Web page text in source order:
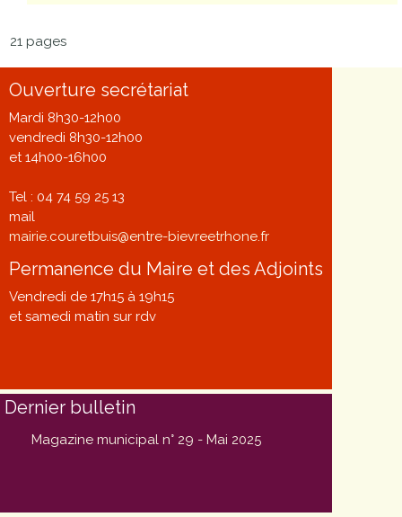
21 pages
Ouverture secrétariat
Mardi 8h30-12h00
vendredi 8h30-12h00
et 14h00-16h00
Tel : 04 74 59 25 13
mail
mairie.couretbuis@entre-bievreetrhone.fr
Permanence du Maire et des Adjoints
Vendredi de 17h15 à 19h15
et samedi matin sur rdv
Dernier bulletin
Magazine municipal n° 29 - Mai 2025